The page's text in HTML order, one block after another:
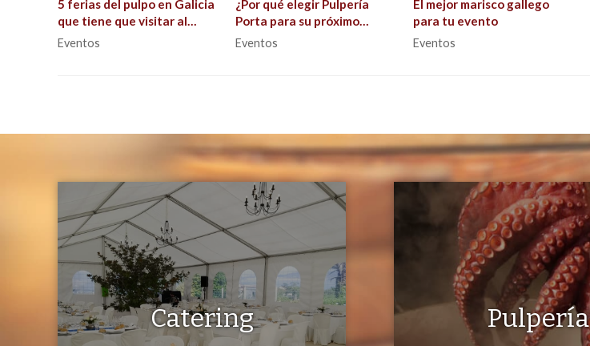
5 ferias del pulpo en Galicia
que tiene que visitar al
menos una vez este verano
Eventos
¿Por qué elegir Pulpería
Porta para su próximo
evento?
Eventos
El mejor marisco gallego
para tu evento
Eventos
Catering Pulpería